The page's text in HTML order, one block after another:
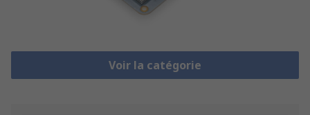
Voir la catégorie